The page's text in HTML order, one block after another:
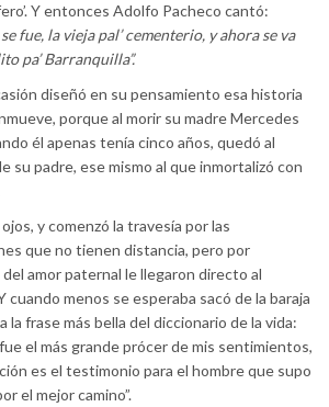
Y entonces Adolfo Pacheco cantó:
fue, la vieja pal’ cementerio, y ahora se va
pa’ Barranquilla”.
diseñó en su pensamiento esa historia
porque al morir su madre Mercedes
él apenas tenía cinco años, quedó al
su padre, ese mismo al que inmortalizó con
y comenzó la travesía por las
que no tienen distancia, pero por
amor paternal le llegaron directo al
cuando menos se esperaba sacó de la baraja
la frase más bella del diccionario de la vida:
el más grande prócer de mis sentimientos,
es el testimonio para el hombre que supo
el mejor camino”.